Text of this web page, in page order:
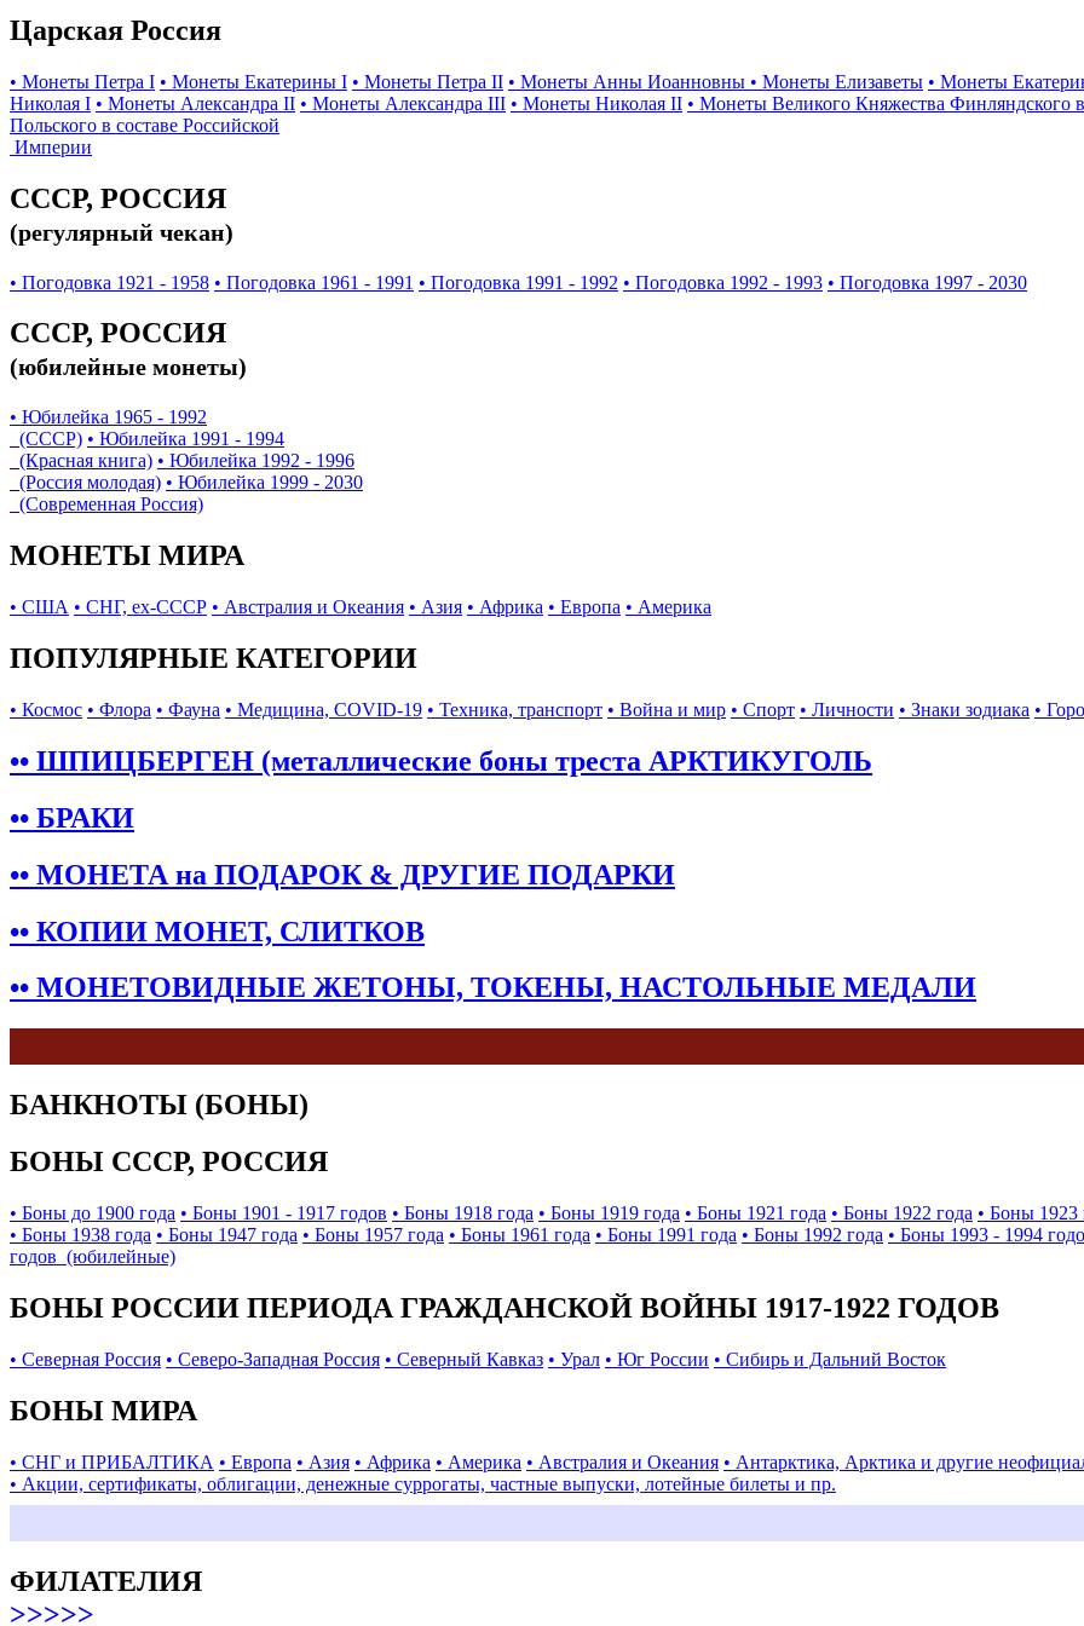
Царская Россия
• Монеты Петра I • Монеты Екатерины I • Монеты Петра II • Монеты Анны Иоанновны • Монеты Елизаветы • Монеты
Николая I • Монеты Александра II • Монеты Александра III • Монеты Николая II • Монеты Великого Княжества Финляндского
Польского в составе Российской
Империи
СССР, РОССИЯ
(регулярный чекан)
• Погодовка 1921 - 1958 • Погодовка 1961 - 1991 • Погодовка 1991 - 1992 • Погодовка 1992 - 1993 • Погодовка 1997 - 2030
СССР, РОССИЯ
(юбилейные монеты)
• Юбилейка 1965 - 1992
(СССР) • Юбилейка 1991 - 1994
(Красная книга) • Юбилейка 1992 - 1996
(Россия молодая) • Юбилейка 1999 - 2030
(Современная Россия)
МОНЕТЫ МИРА
• США • СНГ, ex-СССР • Австралия и Океания • Азия • Африка • Европа • Америка
ПОПУЛЯРНЫЕ КАТЕГОРИИ
• Космос • Флора • Фауна • Медицина, COVID-19 • Техника, транспорт • Война и мир • Спорт • Личности • Знаки зодиака •
•• ШПИЦБЕРГЕН (металлические боны треста АРКТИКУГОЛЬ
•• БРАКИ
•• МОНЕТА на ПОДАРОК & ДРУГИЕ ПОДАРКИ
•• КОПИИ МОНЕТ, СЛИТКОВ
•• МОНЕТОВИДНЫЕ ЖЕТОНЫ, ТОКЕНЫ, НАСТОЛЬНЫЕ МЕДАЛИ
БАНКНОТЫ (БОНЫ)
БОНЫ СССР, РОССИЯ
• Боны до 1900 года • Боны 1901 - 1917 годов • Боны 1918 года • Боны 1919 года • Боны 1921 года • Боны 1922 года • Боны 1923
• Боны 1938 года • Боны 1947 года • Боны 1957 года • Боны 1961 года • Боны 1991 года • Боны 1992 года • Боны 1993 - 1994
годов (юбилейные)
БОНЫ РОССИИ ПЕРИОДА ГРАЖДАНСКОЙ ВОЙНЫ 1917-1922 ГОДОВ
• Северная Россия • Северо-Западная Россия • Северный Кавказ • Урал • Юг России • Сибирь и Дальний Восток
БОНЫ МИРА
• СНГ и ПРИБАЛТИКА • Европа • Азия • Африка • Америка • Австралия и Океания • Антарктика, Арктика и другие
• Акции, сертификаты, облигации, денежные суррогаты, частные выпуски, лотейные билеты и пр.
ФИЛАТЕЛИЯ
>>>>>